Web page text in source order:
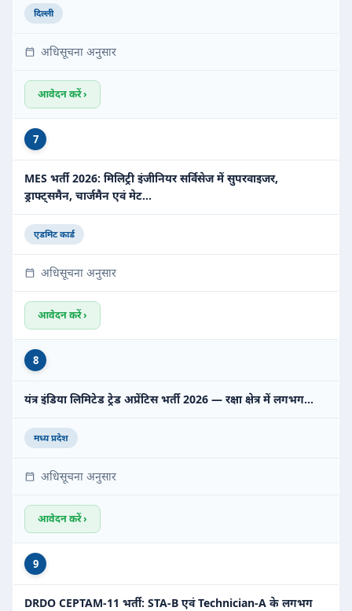
दिल्ली
अधिसूचना अनुसार
आवेदन करें ›
7
MES भर्ती 2026: मिलिट्री इंजीनियर सर्विसेज में सुपरवाइजर,
ड्राफ्ट्समैन, चार्जमैन एवं मेट…
एडमिट कार्ड
अधिसूचना अनुसार
आवेदन करें ›
8
यंत्र इंडिया लिमिटेड ट्रेड अप्रेंटिस भर्ती 2026 — रक्षा क्षेत्र में लगभग…
मध्य प्रदेश
अधिसूचना अनुसार
आवेदन करें ›
9
DRDO CEPTAM-11 भर्ती: STA-B एवं Technician-A के लगभग